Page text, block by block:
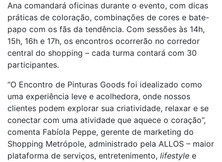
Ana comandará oficinas durante o evento, com dicas
práticas de coloração, combinações de cores e bate-
papo com os fãs da tendência. Com sessões às 14h,
15h, 16h e 17h, os encontros ocorrerão no corredor
central do shopping – cada turma contará com 30
participantes.
“O Encontro de Pinturas Goods foi idealizado como
uma experiência leve e acolhedora, onde nossos
clientes podem explorar sua criatividade, relaxar e se
conectar com uma atividade que aquece o coração”,
comenta Fabíola Peppe, gerente de marketing do
Shopping Metrópole, administrado pela ALLOS – maior
plataforma de serviços, entretenimento, lifestyle e